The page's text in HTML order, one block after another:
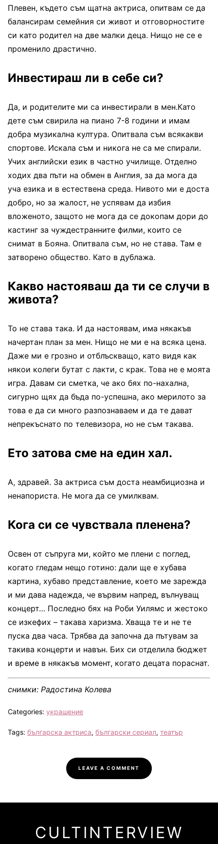
Плевен, където съм щатна актриса, опитвам се да
балансирам семейния си живот и отговорностите
си като родител на две малки деца. Нищо не се е
променило драстично.
Инвестираш ли в себе си?
Да, и родителите ми са инвестирали в мен.Като
дете съм свирила на пиано 7-8 години и имам
добра музикална култура. Опитвала съм всякакви
спортове. Искала съм и никога не са ме спирали.
Учих английски език в частно училище. Отделно
ходих два пъти на обмен в Англия, за да мога да
уча езика и в естествена среда. Нивото ми е доста
добро, но за жалост, не успявам да избия
вложеното, защото не мога да се докопам дори до
кастинг за чуждестранните филми, които се
снимат в Бояна. Опитвала съм, но не става. Там е
затворено общество. Като в дублажа.
Какво настояваш да ти се случи в
живота?
То не става така. И да настоявам, има някакъв
начертан план за мен. Нищо не ми е на всяка цена.
Даже ми е грозно и отблъскващо, като видя как
някои колеги бутат с лакти, с крак. Това не е моята
игра. Давам си сметка, че ако бях по-нахална,
сигурно щях да бъда по-успешна, ако мерилото за
това е да си много разпознаваем и да те дават
непрекъснато по телевизора, но не съм такава.
Ето затова сме на един хал.
А, здравей. За актриса съм доста неамбициозна и
ненапориста. Не мога да се умилквам.
Кога си се чувствала пленена?
Освен от съпруга ми, който ме плени с поглед,
когато гледам нещо готино: дали ще е хубава
картина, хубаво представление, което ме зарежда
и ми дава надежда, че вървим напред, вълнуващ
концерт… Последно бях на Роби Уилямс и жестоко
се изкефих – такава харизма. Хваща те и не те
пуска два часа. Трябва да започна да пътувам за
такива концерти и навън. Бих си отделила бюджет
и време в някакъв момент, когато децата пораснат.
снимки: Радостина Колева
Categories: украшение
Tags: българска актриса, български сериал, театър
LEAVE A COMMENT
CULTINTERVIEW